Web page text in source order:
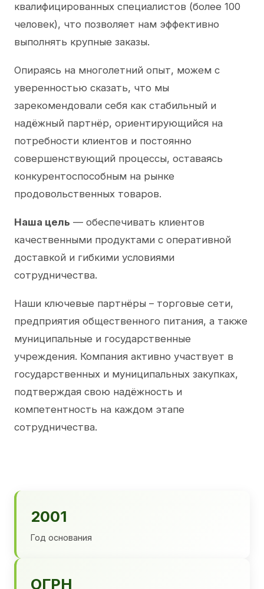
квалифицированных специалистов (более 100
человек), что позволяет нам эффективно
выполнять крупные заказы.
Опираясь на многолетний опыт, можем с
уверенностью сказать, что мы
зарекомендовали себя как стабильный и
надёжный партнёр, ориентирующийся на
потребности клиентов и постоянно
совершенствующий процессы, оставаясь
конкурентоспособным на рынке
продовольственных товаров.
Наша цель — обеспечивать клиентов
качественными продуктами с оперативной
доставкой и гибкими условиями
сотрудничества.
Наши ключевые партнёры – торговые сети,
предприятия общественного питания, а также
муниципальные и государственные
учреждения. Компания активно участвует в
государственных и муниципальных закупках,
подтверждая свою надёжность и
компетентность на каждом этапе
сотрудничества.
2001
Год основания
ОГРН